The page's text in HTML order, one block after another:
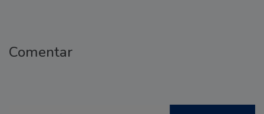
Comentar